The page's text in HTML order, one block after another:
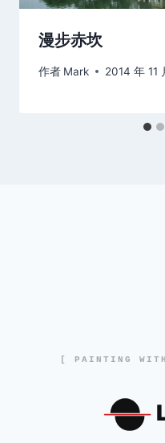
漫步赤坎
作者 Mark 2014 年 11
[ PAINTING